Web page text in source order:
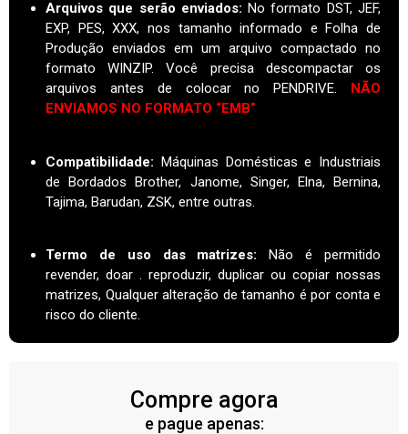
Arquivos que serão enviados: No formato DST, JEF,
EXP, PES, XXX, nos tamanho informado e Folha de
Produção enviados em um arquivo compactado no
formato WINZIP. Você precisa descompactar os
arquivos antes de colocar no PENDRIVE. NÃO
ENVIAMOS NO FORMATO “EMB”
Compatibilidade: Máquinas Domésticas e Industriais
de Bordados Brother, Janome, Singer, Elna, Bernina,
Tajima, Barudan, ZSK, entre outras.
Termo de uso das matrizes:
Não é permitido
revender, doar . reproduzir, duplicar ou copiar nossas
matrizes, Qualquer alteração de tamanho é por conta e
risco do cliente.
Compre agora
e pague apenas: